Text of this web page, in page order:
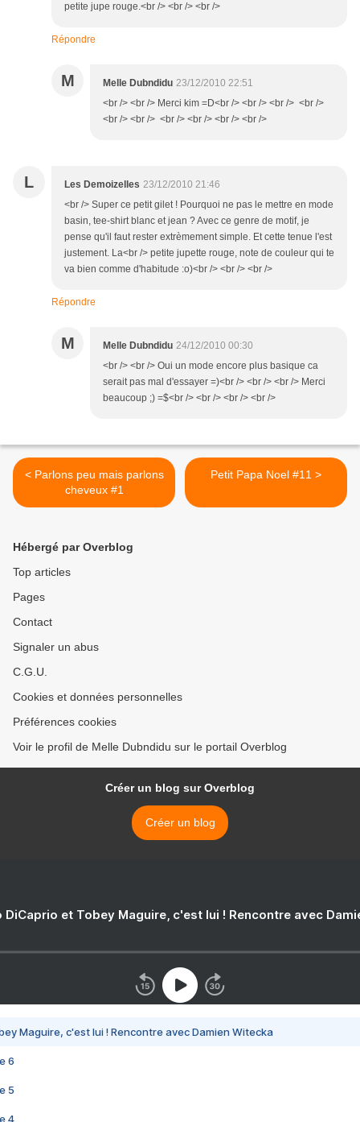
petite jupe rouge.<br /> <br /> <br />
Répondre
M Melle Dubndidu 23/12/2010 22:51
<br /> <br /> Merci kim =D<br /> <br /> <br /> <br />
<br /> <br /> <br /> <br /> <br /> <br />
L Les Demoizelles 23/12/2010 21:46
<br /> Super ce petit gilet ! Pourquoi ne pas le mettre en mode
basin, tee-shirt blanc et jean ? Avec ce genre de motif, je
pense qu'il faut rester extrèmement simple. Et cette tenue l'est
justement. La<br /> petite jupette rouge, note de couleur qui te
va bien comme d'habitude :o)<br /> <br /> <br />
Répondre
M Melle Dubndidu 24/12/2010 00:30
<br /> <br /> Oui un mode encore plus basique ca
serait pas mal d'essayer =)<br /> <br /> <br /> Merci
beaucoup ;) =$<br /> <br /> <br /> <br />
< Parlons peu mais parlons
cheveux #1
Petit Papa Noel #11 >
Hébergé par Overblog
Top articles
Pages
Contact
Signaler un abus
C.G.U.
Cookies et données personnelles
Préférences cookies
Voir le profil de Melle Dubndidu sur le portail Overblog
Créer un blog sur Overblog
Créer un blog
DiCaprio et Tobey Maguire, c'est lui ! Rencontre avec
Maguire, c'est lui ! Rencontre avec Damien Witecka
6
5
4